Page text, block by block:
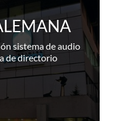
sistema de audio
de directorio